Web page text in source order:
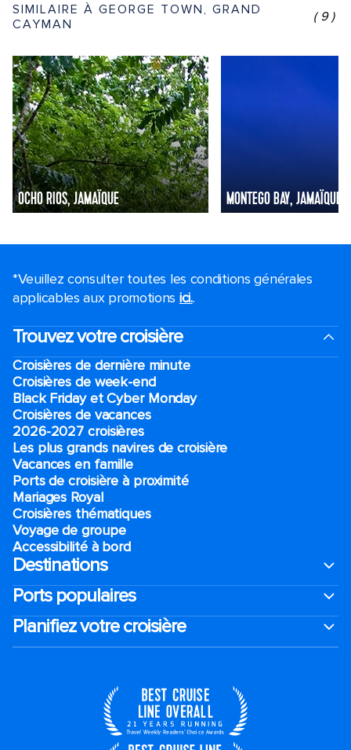
SIMILAIRE À GEORGE TOWN, GRAND
CAYMAN
(9)
OCHO RIOS, JAMAÏQUE MONTEGO BAY, JAMAÏQUE
*Veuillez consulter toutes les conditions générales
applicables aux promotions ici..
Trouvez votre croisière
Croisières de dernière minute
Croisières de week-end
Black Friday et Cyber Monday
Croisières de vacances
2026-2027 croisières
Les plus grands navires de croisière
Vacances en famille
Ports de croisière à proximité
Mariages Royal
Croisières thématiques
Voyage de groupe​
Accessibilité à bord​
Destinations
Ports populaires
Planifiez votre croisière